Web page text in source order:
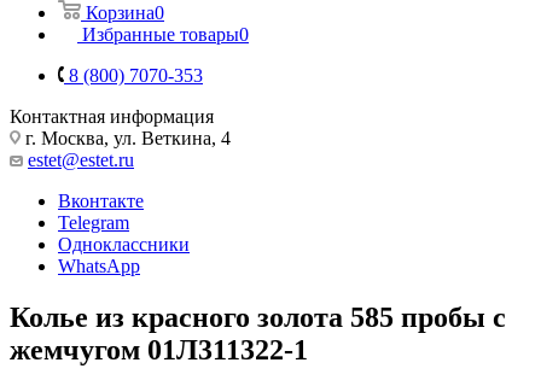
Корзина0
Избранные товары0
8 (800) 7070-353
Контактная информация
г. Москва, ул. Веткина, 4
estet@estet.ru
Вконтакте
Telegram
Одноклассники
WhatsApp
Колье из красного золота 585 пробы с
жемчугом 01Л311322-1